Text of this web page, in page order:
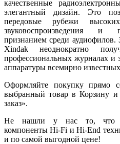
качественные
элегантный дизайн. Это
передовые рубежи
звуковоспроизведения и
признанием среди аудиофилов.
Xindak неоднократно
профессиональных журналах и
аппаратуры всемирно
Оформляйте покупку прямо
выбранный товар в Корзину
заказ».
Не нашли у нас то, что
компоненты Hi-Fi и Hi-End
и по самой выгодной цене!